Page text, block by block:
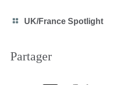
Category
UK/France Spotlight
Partager